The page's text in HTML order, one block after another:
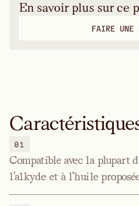
En savoir plus sur ce
FAIRE UNE
01
Compatible avec la plupart
l'alkyde et à l'huile